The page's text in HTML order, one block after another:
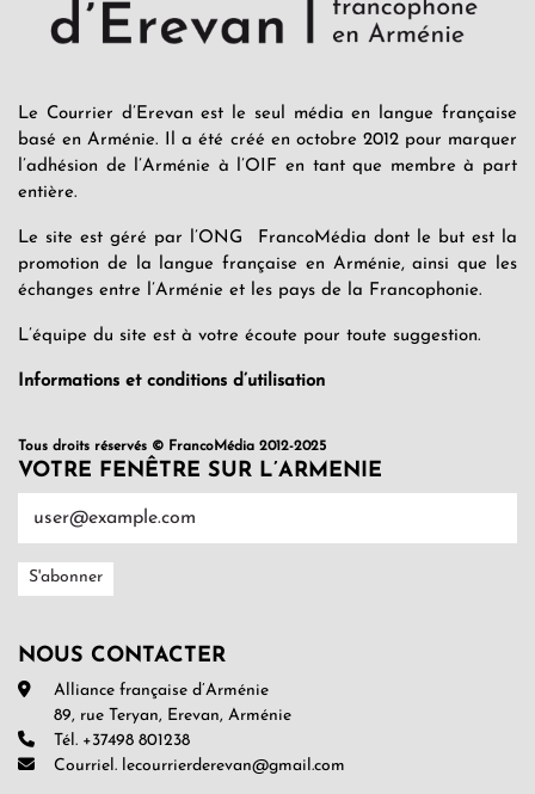
Le Courrier d’Erevan est le seul média en langue française
basé en Arménie. Il a été créé en octobre 2012 pour marquer
l’adhésion de l’Arménie à l’OIF en tant que membre à part
entière.
Le site est géré par l’ONG FrancoMédia dont le but est la
promotion de la langue française en Arménie, ainsi que les
échanges entre l’Arménie et les pays de la Francophonie.
L’équipe du site est à votre écoute pour toute suggestion.
Informations et conditions d’utilisation
Tous droits réservés © FrancoMédia 2012-2025
VOTRE FENÊTRE SUR L’ARMENIE
NOUS CONTACTER
Alliance française d’Arménie
89, rue Teryan, Erevan, Arménie
Tél. +37498 801238
Courriel. lecourrierderevan@gmail.com